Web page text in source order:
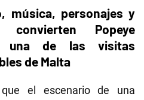
música, personajes y
convierten Popeye
una de las visitas
de Malta
el escenario de una